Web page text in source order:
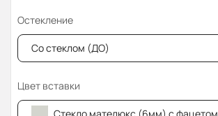
Остекление
Со стеклом (ДО)
Цвет вставки
Стекло мателюкс (6мм) с фацетом